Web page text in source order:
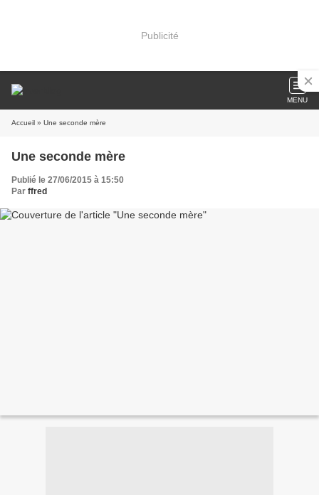
Publicité
MENU
Accueil » Une seconde mère
Une seconde mère
Publié le 27/06/2015 à 15:50
Par ffred